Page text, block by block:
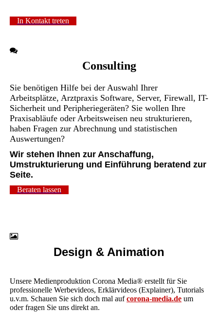
In Kontakt treten
Consulting
Sie benötigen Hilfe bei der Auswahl Ihrer
Arbeitsplätze, Arztpraxis Software, Server, Firewall, IT-
Sicherheit und Peripheriegeräten? Sie wollen Ihre
Praxisabläufe oder Arbeitsweisen neu strukturieren,
haben Fragen zur Abrechnung und statistischen
Auswertungen?
Wir stehen Ihnen zur Anschaffung,
Umstrukturierung und Einführung beratend zur
Seite.
Beraten lassen
Design & Animation
Unsere Medienproduktion Corona Media® erstellt für Sie
professionelle Werbevideos, Erklärvideos (Explainer), Tutorials
u.v.m. Schauen Sie sich doch mal auf corona-media.de um
oder fragen Sie uns direkt an.